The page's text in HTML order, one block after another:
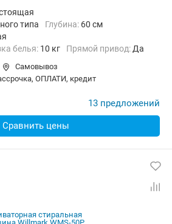
типа Глубина: 60 см
белья: 10 кг прямой привод: Да
от детей, Защита от протечек
Самовывоз
ОПЛАТИ, кредит
13 предложений
Сравнить цены